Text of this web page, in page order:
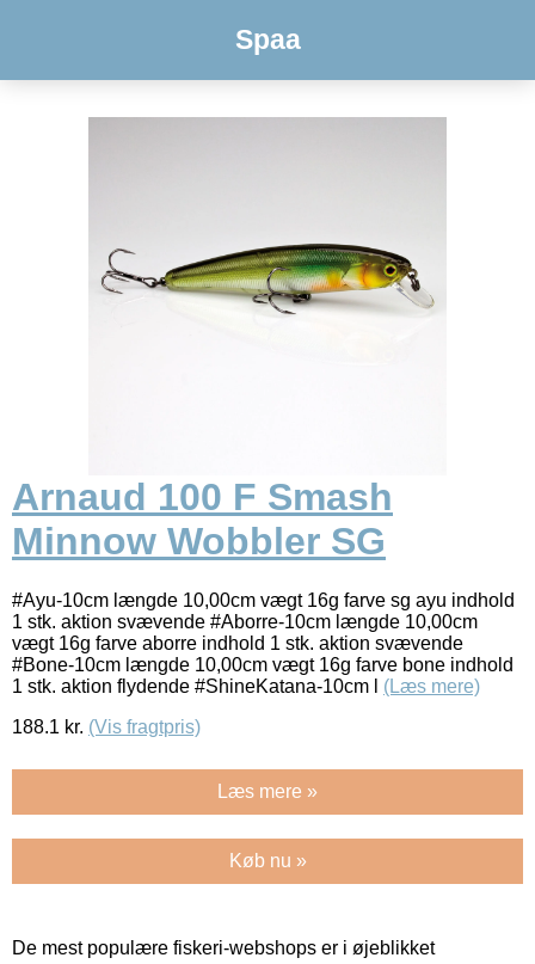
Spaa
Arnaud 100 F Smash
Minnow Wobbler SG
#Ayu-10cm længde 10,00cm vægt 16g farve sg ayu indhold
1 stk. aktion svævende #Aborre-10cm længde 10,00cm
vægt 16g farve aborre indhold 1 stk. aktion svævende
#Bone-10cm længde 10,00cm vægt 16g farve bone indhold
1 stk. aktion flydende #ShineKatana-10cm l (Læs mere)
188.1 kr. (Vis fragtpris)
Læs mere »
Køb nu »
De mest populære fiskeri-webshops er i øjeblikket